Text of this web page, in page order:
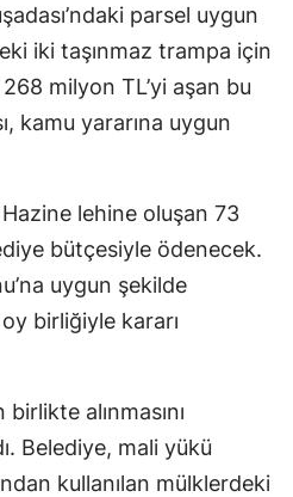
parsel uygun
iki taşınmaz trampa için
milyon TL’yi aşan bu
kamu yararına uygun
lehine oluşan 73
bütçesiyle ödenecek.
uygun şekilde
birliğiyle kararı
alınmasını
Belediye, mali yükü
kullanılan mülklerdeki